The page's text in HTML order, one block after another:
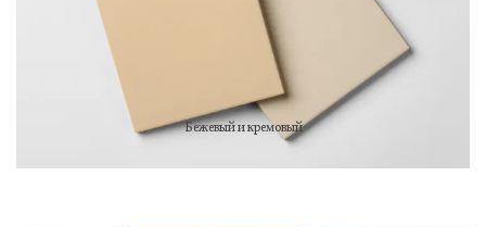
Бежевый и кремовый